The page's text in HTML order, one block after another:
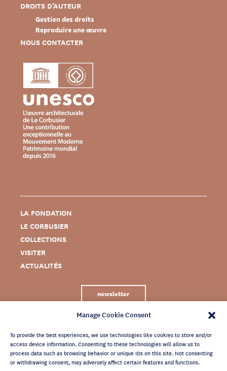
Manage Cookie Consent
To provide the best experiences, we use technologies like cookies to store and/or
access device information. Consenting to these technologies will allow us to
process data such as browsing behavior or unique IDs on this site. Not consenting
or withdrawing consent, may adversely affect certain features and functions.
DROITS D’AUTEUR
Gestion des droits
Reproduire une œuvre
NOUS CONTACTER
LA FONDATION
LE CORBUSIER
COLLECTIONS
VISITER
ACTUALITÉS
newsletter